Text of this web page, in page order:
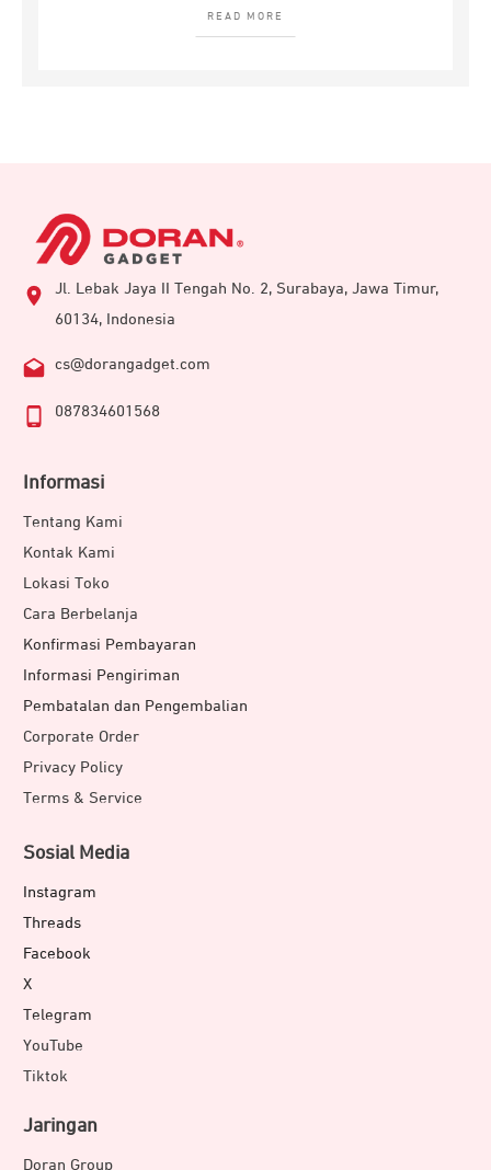
READ MORE
Jl. Lebak Jaya II Tengah No. 2, Surabaya, Jawa Timur,
60134, Indonesia
cs@dorangadget.com
087834601568
Informasi
Tentang Kami
Kontak Kami
Lokasi Toko
Cara Berbelanja
Konfirmasi Pembayaran
Informasi Pengiriman
Pembatalan dan Pengembalian
Corporate Order
Privacy Policy
Terms & Service
Sosial Media
Instagram
Threads
Facebook
X
Telegram
YouTube
Tiktok
Jaringan
Doran Group